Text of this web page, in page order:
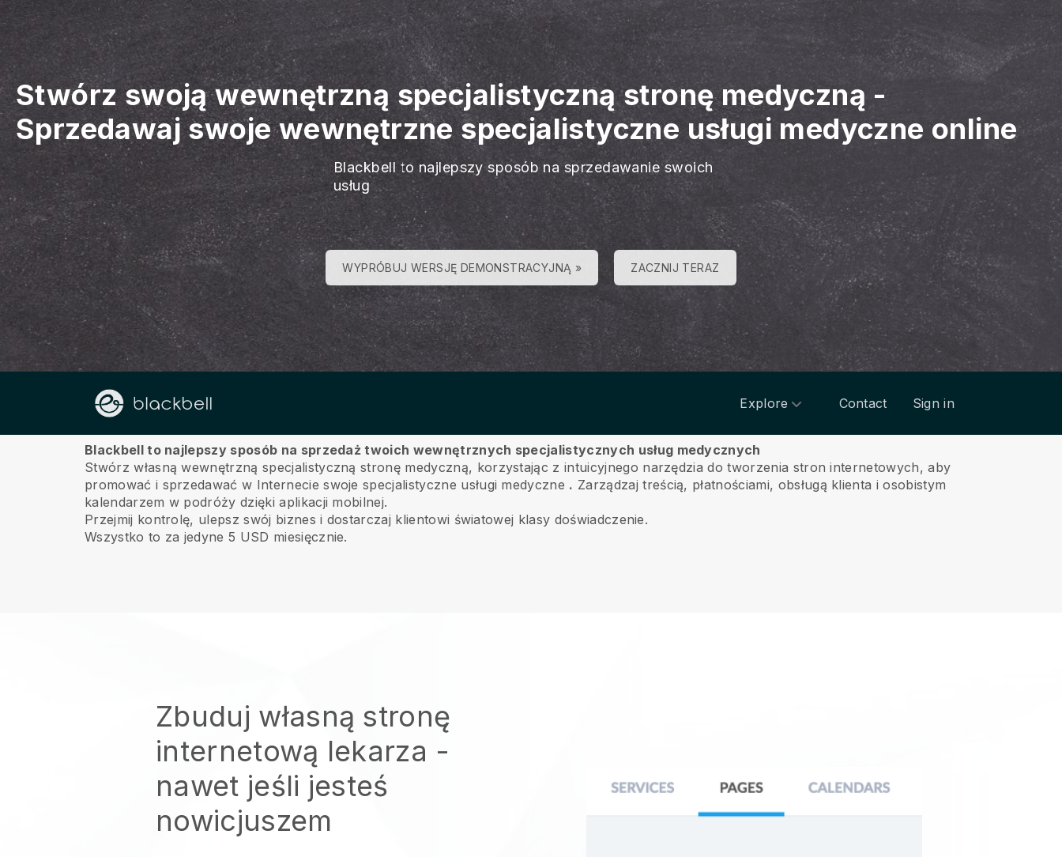
Stwórz swoją wewnętrzną specjalistyczną stronę medyczną -
Sprzedawaj swoje wewnętrzne specjalistyczne usługi medyczne online
Blackbell to najlepszy sposób na sprzedawanie swoich
usług
WYPRÓBUJ WERSJĘ DEMONSTRACYJNĄ » ZACZNIJ TERAZ
Explore Contact Sign in
O nas
Blackbell to najlepszy sposób na sprzedaż twoich wewnętrznych specjalistycznych usług medycznych
Stwórz własną wewnętrzną specjalistyczną stronę medyczną, korzystając z intuicyjnego narzędzia do tworzenia stron internetowych, aby
promować i sprzedawać w Internecie swoje specjalistyczne usługi medyczne . Zarządzaj treścią, płatnościami, obsługą klienta i osobistym
kalendarzem w podróży dzięki aplikacji mobilnej.
Przejmij kontrolę, ulepsz swój biznes i dostarczaj klientowi światowej klasy doświadczenie.
Wszystko to za jedyne 5 USD miesięcznie.
Zbuduj własną stronę
internetową lekarza -
nawet jeśli jesteś
nowicjuszem